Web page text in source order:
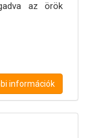
az örök
információk